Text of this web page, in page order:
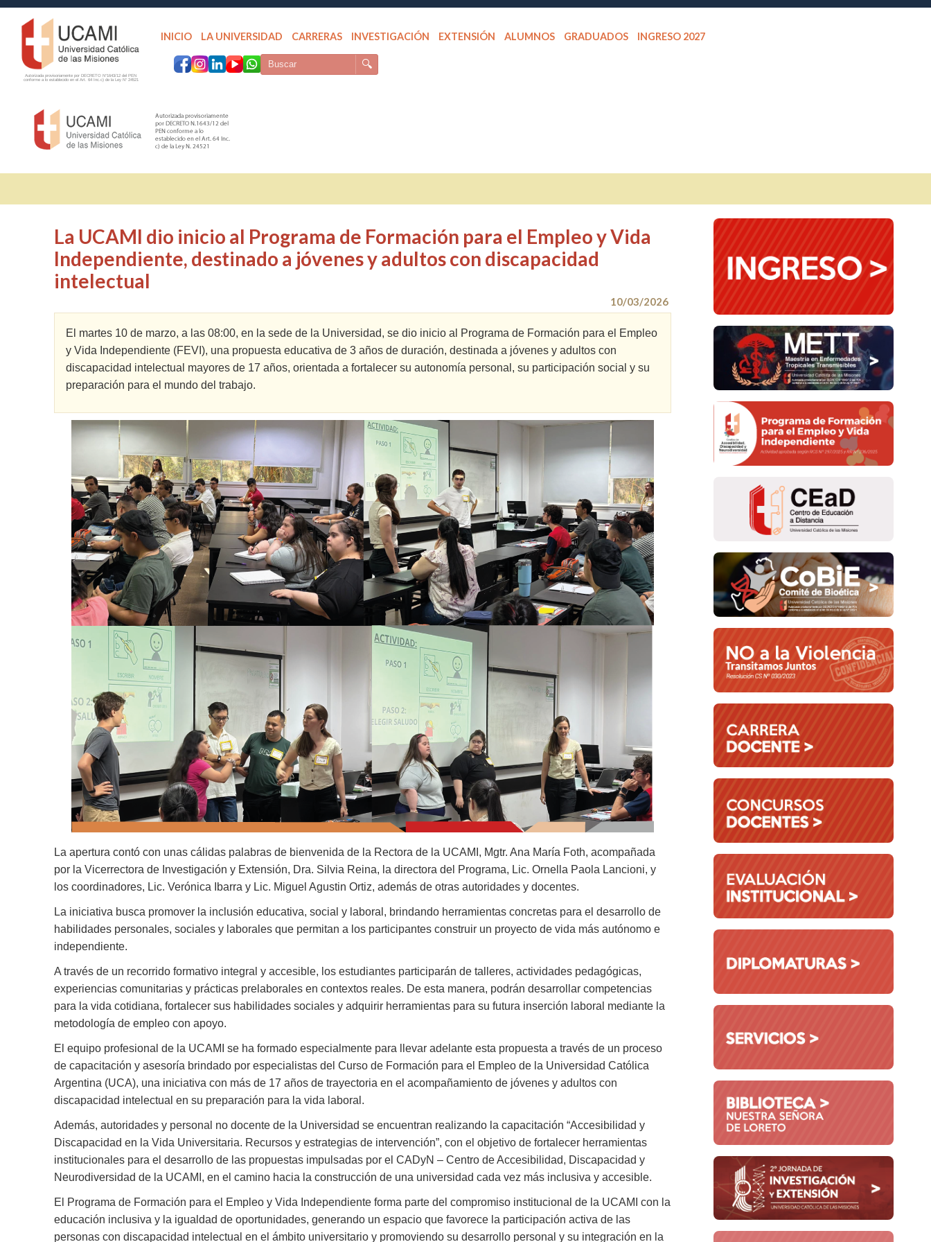
Autorizada provisoriamente por DECRETO N°1643/12 del PEN
conforme a lo establecido en el Art. 64 Inc.c) de la Ley N° 24521
INICIO LA UNIVERSIDAD CARRERAS INVESTIGACIÓN EXTENSIÓN ALUMNOS GRADUADOS INGRESO 2027
🔍
La UCAMI dio inicio al Programa de Formación para el Empleo y Vida
Independiente, destinado a jóvenes y adultos con discapacidad
intelectual
10/03/2026
El martes 10 de marzo, a las 08:00, en la sede de la Universidad, se dio inicio al Programa de Formación para el Empleo
y Vida Independiente (FEVI), una propuesta educativa de 3 años de duración, destinada a jóvenes y adultos con
discapacidad intelectual mayores de 17 años, orientada a fortalecer su autonomía personal, su participación social y su
preparación para el mundo del trabajo.
La apertura contó con unas cálidas palabras de bienvenida de la Rectora de la UCAMI, Mgtr. Ana María Foth, acompañada
por la Vicerrectora de Investigación y Extensión, Dra. Silvia Reina, la directora del Programa, Lic. Ornella Paola Lancioni, y
los coordinadores, Lic. Verónica Ibarra y Lic. Miguel Agustin Ortiz, además de otras autoridades y docentes.
La iniciativa busca promover la inclusión educativa, social y laboral, brindando herramientas concretas para el desarrollo de
habilidades personales, sociales y laborales que permitan a los participantes construir un proyecto de vida más autónomo e
independiente.
A través de un recorrido formativo integral y accesible, los estudiantes participarán de talleres, actividades pedagógicas,
experiencias comunitarias y prácticas prelaborales en contextos reales. De esta manera, podrán desarrollar competencias
para la vida cotidiana, fortalecer sus habilidades sociales y adquirir herramientas para su futura inserción laboral mediante la
metodología de empleo con apoyo.
El equipo profesional de la UCAMI se ha formado especialmente para llevar adelante esta propuesta a través de un proceso
de capacitación y asesoría brindado por especialistas del Curso de Formación para el Empleo de la Universidad Católica
Argentina (UCA), una iniciativa con más de 17 años de trayectoria en el acompañamiento de jóvenes y adultos con
discapacidad intelectual en su preparación para la vida laboral.
Además, autoridades y personal no docente de la Universidad se encuentran realizando la capacitación “Accesibilidad y
Discapacidad en la Vida Universitaria. Recursos y estrategias de intervención”, con el objetivo de fortalecer herramientas
institucionales para el desarrollo de las propuestas impulsadas por el CADyN – Centro de Accesibilidad, Discapacidad y
Neurodiversidad de la UCAMI, en el camino hacia la construcción de una universidad cada vez más inclusiva y accesible.
El Programa de Formación para el Empleo y Vida Independiente forma parte del compromiso institucional de la UCAMI con la
educación inclusiva y la igualdad de oportunidades, generando un espacio que favorece la participación activa de las
personas con discapacidad intelectual en el ámbito universitario y promoviendo su desarrollo personal y su integración en la